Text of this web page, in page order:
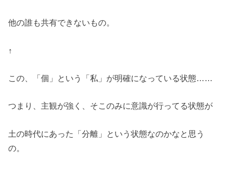
他の誰も共有できないもの。
↑
この、「個」という「私」が明確になっている状態……
つまり、主観が強く、そこのみに意識が行ってる状態が
土の時代にあった「分離」という状態なのかなと思う
の。